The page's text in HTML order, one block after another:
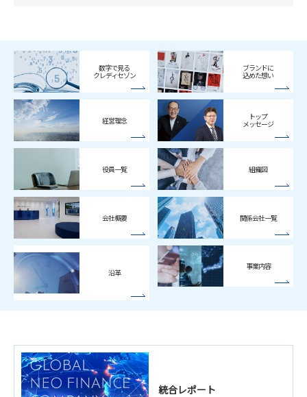
数字で見る
クレディセゾン
ブランドに
込めた想い
経営理念 トップ
メッセージ
役員一覧 組織図
会社概要 関係会社一覧
沿革
事業内容
統合レポート